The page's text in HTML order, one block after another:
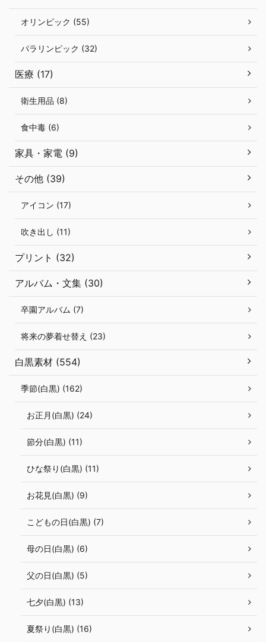
オリンピック (55)
パラリンピック (32)
医療 (17)
衛生用品 (8)
食中毒 (6)
家具・家電 (9)
その他 (39)
アイコン (17)
吹き出し (11)
プリント (32)
アルバム・文集 (30)
卒園アルバム (7)
将来の夢着せ替え (23)
白黒素材 (554)
季節(白黒) (162)
お正月(白黒) (24)
節分(白黒) (11)
ひな祭り(白黒) (11)
お花見(白黒) (9)
こどもの日(白黒) (7)
母の日(白黒) (6)
父の日(白黒) (5)
七夕(白黒) (13)
夏祭り(白黒) (16)